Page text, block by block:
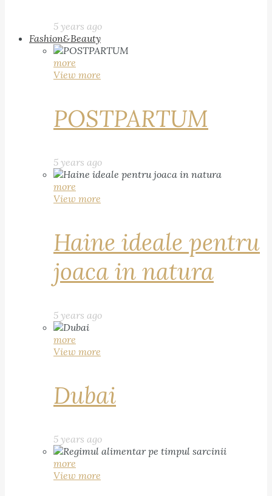
5 years ago
Fashion&Beauty
more
View more
POSTPARTUM
5 years ago
more
View more
Haine ideale pentru
joaca in natura
5 years ago
more
View more
Dubai
5 years ago
more
View more